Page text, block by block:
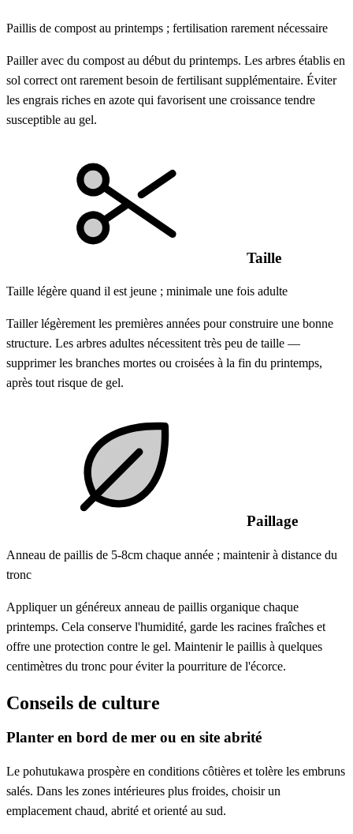
Paillis de compost au printemps ; fertilisation rarement nécessaire
Pailler avec du compost au début du printemps. Les arbres établis en
sol correct ont rarement besoin de fertilisant supplémentaire. Éviter
les engrais riches en azote qui favorisent une croissance tendre
susceptible au gel.
Taille
Taille légère quand il est jeune ; minimale une fois adulte
Tailler légèrement les premières années pour construire une bonne
structure. Les arbres adultes nécessitent très peu de taille —
supprimer les branches mortes ou croisées à la fin du printemps,
après tout risque de gel.
Paillage
Anneau de paillis de 5-8cm chaque année ; maintenir à distance du
tronc
Appliquer un généreux anneau de paillis organique chaque
printemps. Cela conserve l'humidité, garde les racines fraîches et
offre une protection contre le gel. Maintenir le paillis à quelques
centimètres du tronc pour éviter la pourriture de l'écorce.
Conseils de culture
Planter en bord de mer ou en site abrité
Le pohutukawa prospère en conditions côtières et tolère les embruns
salés. Dans les zones intérieures plus froides, choisir un
emplacement chaud, abrité et orienté au sud.